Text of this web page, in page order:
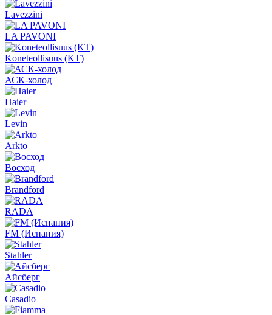
Lavezzini
LA PAVONI
Koneteollisuus (KT)
АСК-холод
Haier
Levin
Arkto
Восход
Brandford
RADA
FM (Испания)
Stahler
Айсберг
Casadio